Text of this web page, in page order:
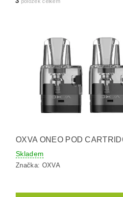
OXVA ONEO POD
Skladem
Značka: OXVA